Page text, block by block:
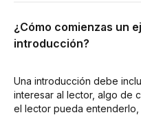
¿Cómo comienzas un
introducción?
Una introducción debe
interesar al lector, algo de
el lector pueda